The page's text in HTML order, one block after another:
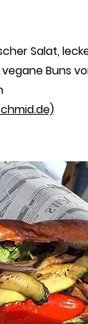
Salat,
Buns